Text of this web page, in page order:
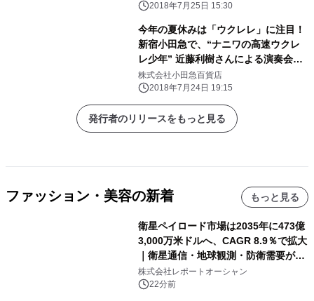
2018年7月25日 15:30
今年の夏休みは「ウクレレ」に注目！
新宿小田急で、“ナニワの高速ウクレ
レ少年” 近藤利樹さんによる演奏会を
開催します！
株式会社小田急百貨店
2018年7月24日 19:15
発行者のリリースをもっと見る
ファッション・美容の新着 もっと見る
衛星ペイロード市場は2035年に473億
3,000万米ドルへ、CAGR 8.9％で拡大
｜衛星通信・地球観測・防衛需要が牽
引する次世代宇宙産業の成長戦略
株式会社レポートオーシャン
22分前